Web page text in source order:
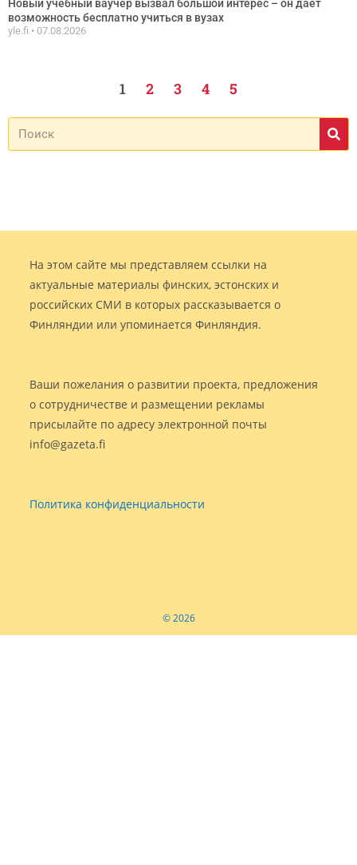
Новый учебный ваучер вызвал большой интерес – он дает
возможность бесплатно учиться в вузах
yle.fi 07.08.2026
1 2 3 4 5
На этом сайте мы представляем ссылки на
актуальные материалы финских, эстонских и
российских СМИ в которых рассказывается о
Финляндии или упоминается Финляндия.
Ваши пожелания о развитии проекта, предложения
о сотрудничестве и размещении рекламы
присылайте по адресу электронной почты
info@gazeta.fi
Политика конфиденциальности
© 2026